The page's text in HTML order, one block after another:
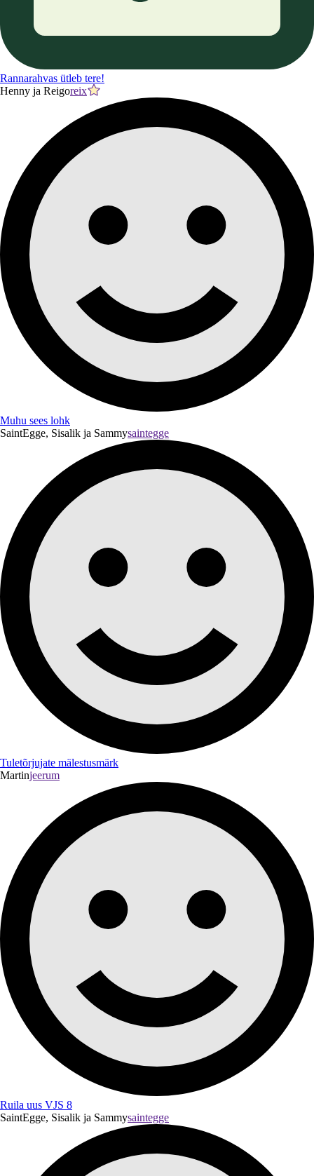
Rannarahvas ütleb tere!
Henny ja Reigoreix
Muhu sees lohk
SaintEgge, Sisalik ja Sammysaintegge
Tuletõrjujate mälestusmärk
Martinjeerum
Ruila uus VJS 8
SaintEgge, Sisalik ja Sammysaintegge